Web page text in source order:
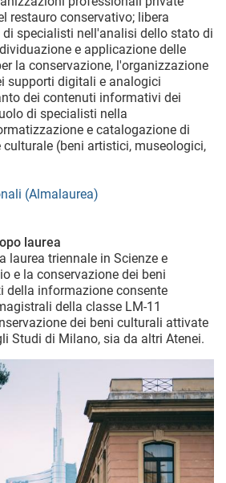
restauro conservativo; libera
di specialisti nell'analisi dello stato di
e applicazione delle
la conservazione, l'organizzazione
supporti digitali e analogici
dei contenuti informativi dei
di specialisti nella
e catalogazione di
(beni artistici, museologici,
(Almalaurea)
laurea
laurea triennale in Scienze e
e la conservazione dei beni
della informazione consente
della classe LM-11
dei beni culturali attivate
Studi di Milano, sia da altri Atenei.